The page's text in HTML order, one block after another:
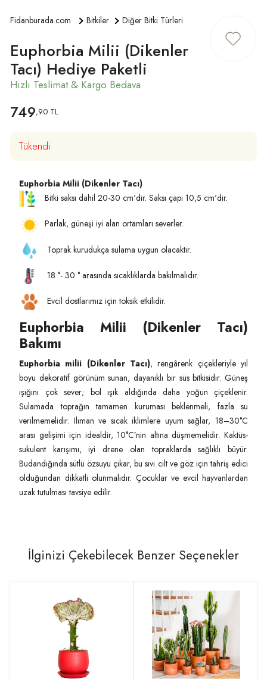
Fidanburada.com Bitkiler Diğer Bitki Türleri
Euphorbia Milii (Dikenler
Tacı) Hediye Paketli
749,90 TL
Tükendi
Euphorbia Milii (Dikenler Tacı)
Bitki saksı dahil 20-30 cm'dir. Saksı çapı 10,5 cm'dir.
Parlak, güneşi iyi alan ortamları severler.
Toprak kurudukça sulama uygun olacaktır.
18 °- 30 ° arasında sıcaklıklarda bakılmalıdır.
Evcil dostlarımız için toksik etkilidir.
Euphorbia Milii (Dikenler Tacı)
Bakımı
Euphorbia milii (Dikenler Tacı), rengârenk çiçekleriyle yıl
boyu dekoratif görünüm sunan, dayanıklı bir süs bitkisidir. Güneş
ışığını çok sever; bol ışık aldığında daha yoğun çiçeklenir.
Sulamada toprağın tamamen kuruması beklenmeli, fazla su
verilmemelidir. Ilıman ve sıcak iklimlere uyum sağlar, 18–30°C
arası gelişimi için idealdir, 10°C’nin altına düşmemelidir. Kaktüs-
sukulent karışımı, iyi drene olan topraklarda sağlıklı büyür.
Budandığında sütlü özsuyu çıkar, bu sıvı cilt ve göz için tahriş edici
olduğundan dikkatli olunmalıdır. Çocuklar ve evcil hayvanlardan
uzak tutulması tavsiye edilir.
İlginizi Çekebilecek Benzer Seçenekler